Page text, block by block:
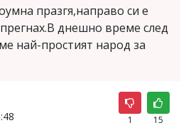
празгя,направо си е
днешно време след
най-простият народ за
1 15